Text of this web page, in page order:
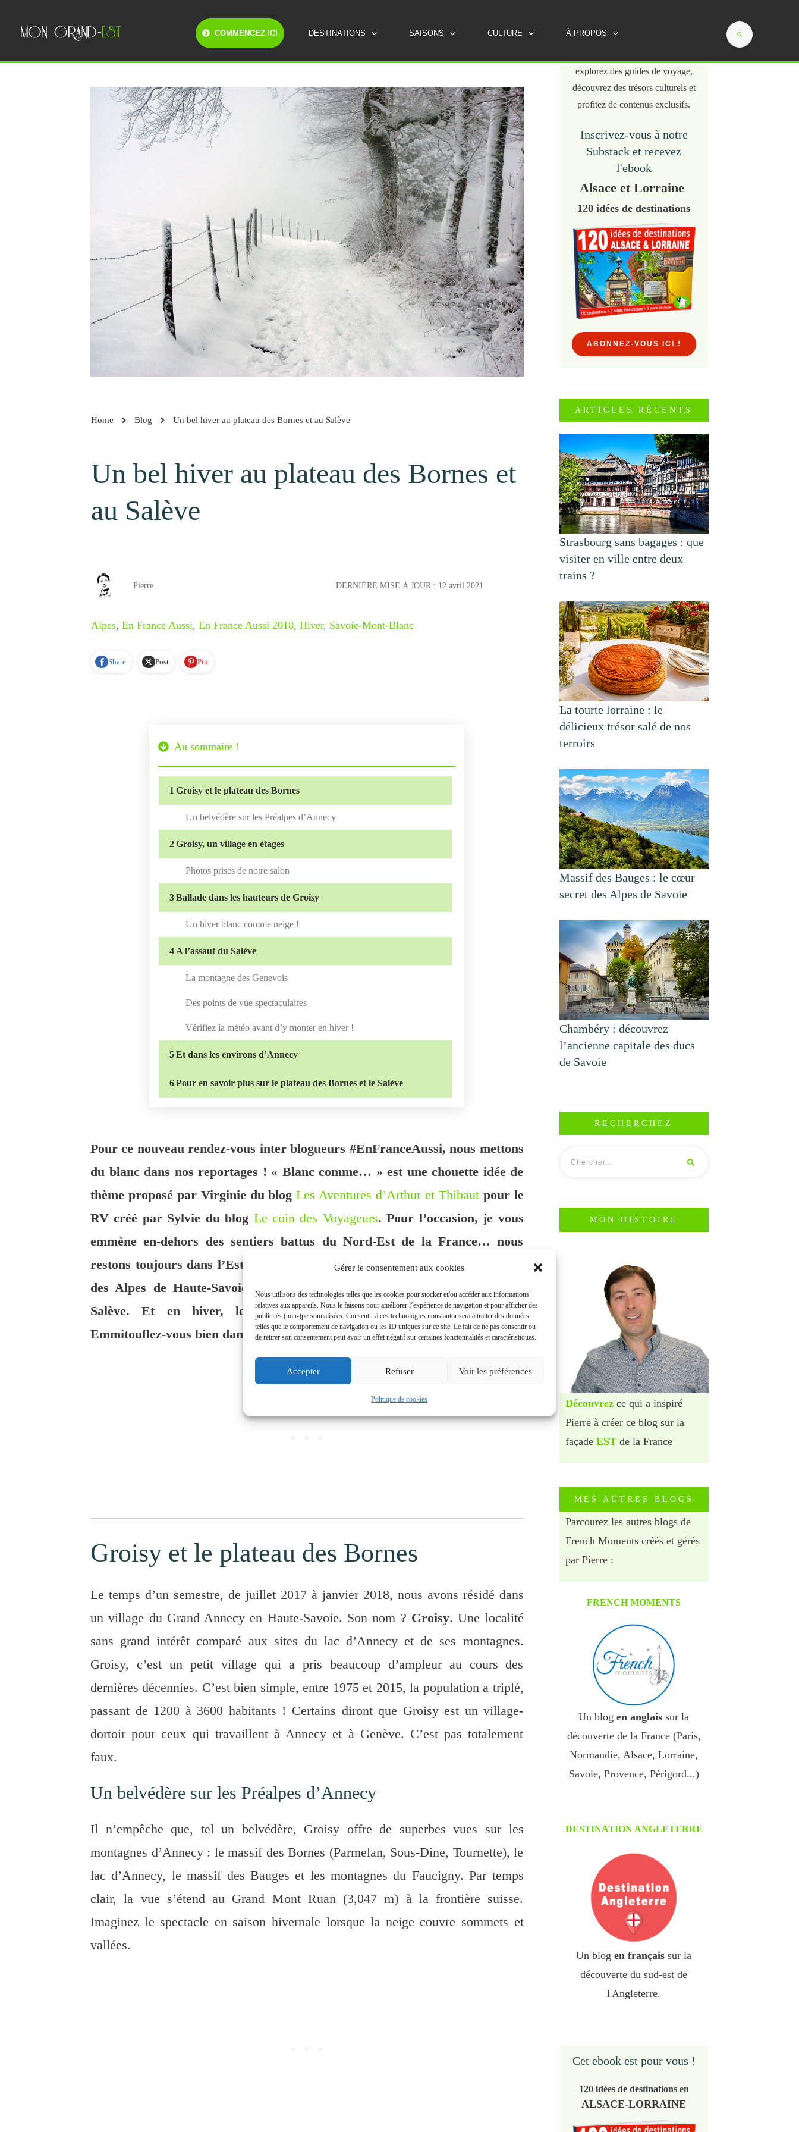
Gérer le consentement aux cookies
Nous utilisons des technologies telles que les cookies pour stocker et/ou accéder aux informations
relatives aux appareils. Nous le faisons pour améliorer l’expérience de navigation et pour afficher des
publicités (non-)personnalisées. Consentir à ces technologies nous autorisera à traiter des données
telles que le comportement de navigation ou les ID uniques sur ce site. Le fait de ne pas consentir ou
de retirer son consentement peut avoir un effet négatif sur certaines fonctonnalités et caractéristiques.
Accepter Refuser Voir les préférences
Politique de cookies
COMMENCEZ ICI DESTINATIONS SAISONS CULTURE À PROPOS
Home Blog Un bel hiver au plateau des Bornes et au Salève
Un bel hiver au plateau des Bornes et
au Salève
Pierre DERNIÈRE MISE À JOUR : 12 avril 2021
Alpes, En France Aussi, En France Aussi 2018, Hiver, Savoie-Mont-Blanc
Share Post Pin
Au sommaire !
1 Groisy et le plateau des Bornes
Un belvédère sur les Préalpes d’Annecy
2Groisy, un village en étages
Photos prises de notre salon
3Ballade dans les hauteurs de Groisy
Un hiver blanc comme neige !
4A l’assaut du Salève
La montagne des Genevois
Des points de vue spectaculaires
Vérifiez la météo avant d’y monter en hiver !
5Et dans les environs d’Annecy
6Pour en savoir plus sur le plateau des Bornes et le Salève
Pour ce nouveau rendez-vous inter blogueurs #EnFranceAussi, nous mettons
du blanc dans nos reportages ! « Blanc comme… » est une chouette idée de
thème proposé par Virginie du blogLes Aventures d’Arthur et Thibautpour le
RV créé par Sylvie du blog Le coin des Voyageurs. Pour l’occasion, je vous
emmène en-dehors des sentiers battus du Nord-Est de la France… nous
restons toujours dans l’Est mais descendons un peu plus au sud. A la limite
des Alpes de Haute-Savoie se trouvent le plateau des Bornes et le mont
Salève. Et en hiver, les paysages sont magnifiques de blancheur.
Emmitouflez-vous bien dans vos doudounes et on y va !
Groisy et le plateau des Bornes
Le temps d’un semestre, de juillet 2017 à janvier 2018, nous avons résidé dans
un village du Grand Annecy en Haute-Savoie. Son nom ? Groisy. Une localité
sans grand intérêt comparé aux sites du lac d’Annecy et de ses montagnes.
Groisy, c’est un petit village qui a pris beaucoup d’ampleur au cours des
dernières décennies. C’est bien simple, entre 1975 et 2015, la population a triplé,
passant de 1200 à 3600 habitants ! Certains diront que Groisy est un village-
dortoir pour ceux qui travaillent à Annecy et à Genève. C’est pas totalement
faux.
Un belvédère sur les Préalpes d’Annecy
Il n’empêche que, tel un belvédère, Groisy offre de superbes vues sur les
montagnes d’Annecy : le massif des Bornes (Parmelan, Sous-Dine, Tournette), le
lac d’Annecy, le massif des Bauges et les montagnes du Faucigny. Par temps
clair, la vue s’étend au Grand Mont Ruan (3,047 m) à la frontière suisse.
Imaginez le spectacle en saison hivernale lorsque la neige couvre sommets et
vallées.
avec chaque email ! Plongez
explorez des guides de voyage,
découvrez des trésors culturels et
profitez de contenus exclusifs.
Inscrivez-vous à notre
Substack et recevez
l'ebook
Alsace et Lorraine
120 idées de destinations
ABONNEZ-VOUS ICI !
ARTICLES RÉCENTS
Strasbourg sans bagages : que
visiter en ville entre deux
trains ?
La tourte lorraine : le
délicieux trésor salé de nos
terroirs
Massif des Bauges : le cœur
secret des Alpes de Savoie
Chambéry : découvrez
l’ancienne capitale des ducs
de Savoie
RECHERCHEZ
MON HISTOIRE
Découvrezce qui a inspiré
Pierre à créer ce blog sur la
façade ESTde la France
MES AUTRES BLOGS
Parcourez les autres blogs de
French Moments créés et gérés
par Pierre :
FRENCH MOMENTS
Un blogen anglais sur la
découverte de la France (Paris,
Normandie, Alsace, Lorraine,
Savoie, Provence, Périgord...)
DESTINATION ANGLETERRE
Un blogen français sur la
découverte du sud-est de
l'Angleterre.
Cet ebook est pour vous !
120 idées de destinations en
ALSACE-LORRAINE